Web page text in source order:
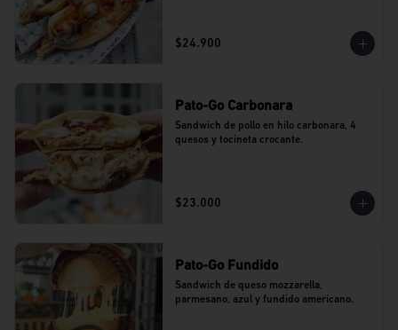
$24.900
Pato-Go Carbonara
Sandwich de pollo en hilo carbonara, 4
quesos y tocineta crocante.
$23.000
Pato-Go Fundido
Sandwich de queso mozzarella,
parmesano, azul y fundido americano.